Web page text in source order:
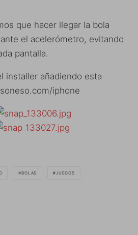
que hacer llegar la bola
el acelerómetro, evitando
pantalla.
installer añadiendo esta
iphone
BOLAS JUEGOS